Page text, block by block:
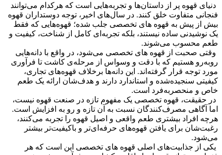
دنیای قهوه پر از داستان‌ها و تجربه‌هایی است که هرکدام می‌توانند
فنجانی متفاوت خلق کنند. در سال‌های اخیر، توجه دوستداران قهوه
بیش از پیش به قهوه های تخصصی جلب شده؛ قهوه‌هایی که فقط
یک نوشیدنی ساده نیستند، بلکه تجربه‌ای کامل از شناخت، کیفیت و
طعم محسوب می‌شوند.
وقتی صحبت از قهوه های تخصصی می‌شود، در واقع با دانه‌هایی
روبه‌رو هستیم که با دقت و وسواس از مرحله‌ی کاشت تا فرآوری
مورد توجه قرار گرفته‌اند. این دانه‌ها برخلاف قهوه‌های تجاری،
کیفیتی سنجیده‌شده و استاندارد دارند و هدف‌شان ارائه یک طعم
خاص و منحصر‌به‌فرد است.
در حقیقت، قهوه تخصصی یک مفهوم تازه در صنعت قهوه نیست،
اما آگاهی مصرف‌کنندگان نسبت به آن تازه و رو به افزایش است.
هرچه افراد بیشتری طعم واقعی و اصیل قهوه را تجربه می‌کنند،
رغبت‌شان برای یافتن قهوه‌های حرفه‌ای‌تر و باکیفیت‌تر بیشتر
می‌شود.
یکی از جذابیت‌های اصلی قهوه های تخصصی این است که هر